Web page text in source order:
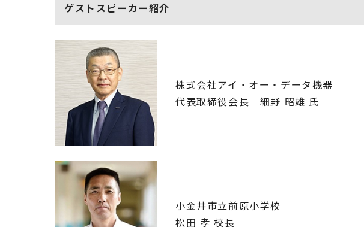
ゲストスピーカー紹介
株式会社アイ・オー・データ機器
代表取締役会長 細野 昭雄 氏
小金井市立前原小学校
松田 孝 校長